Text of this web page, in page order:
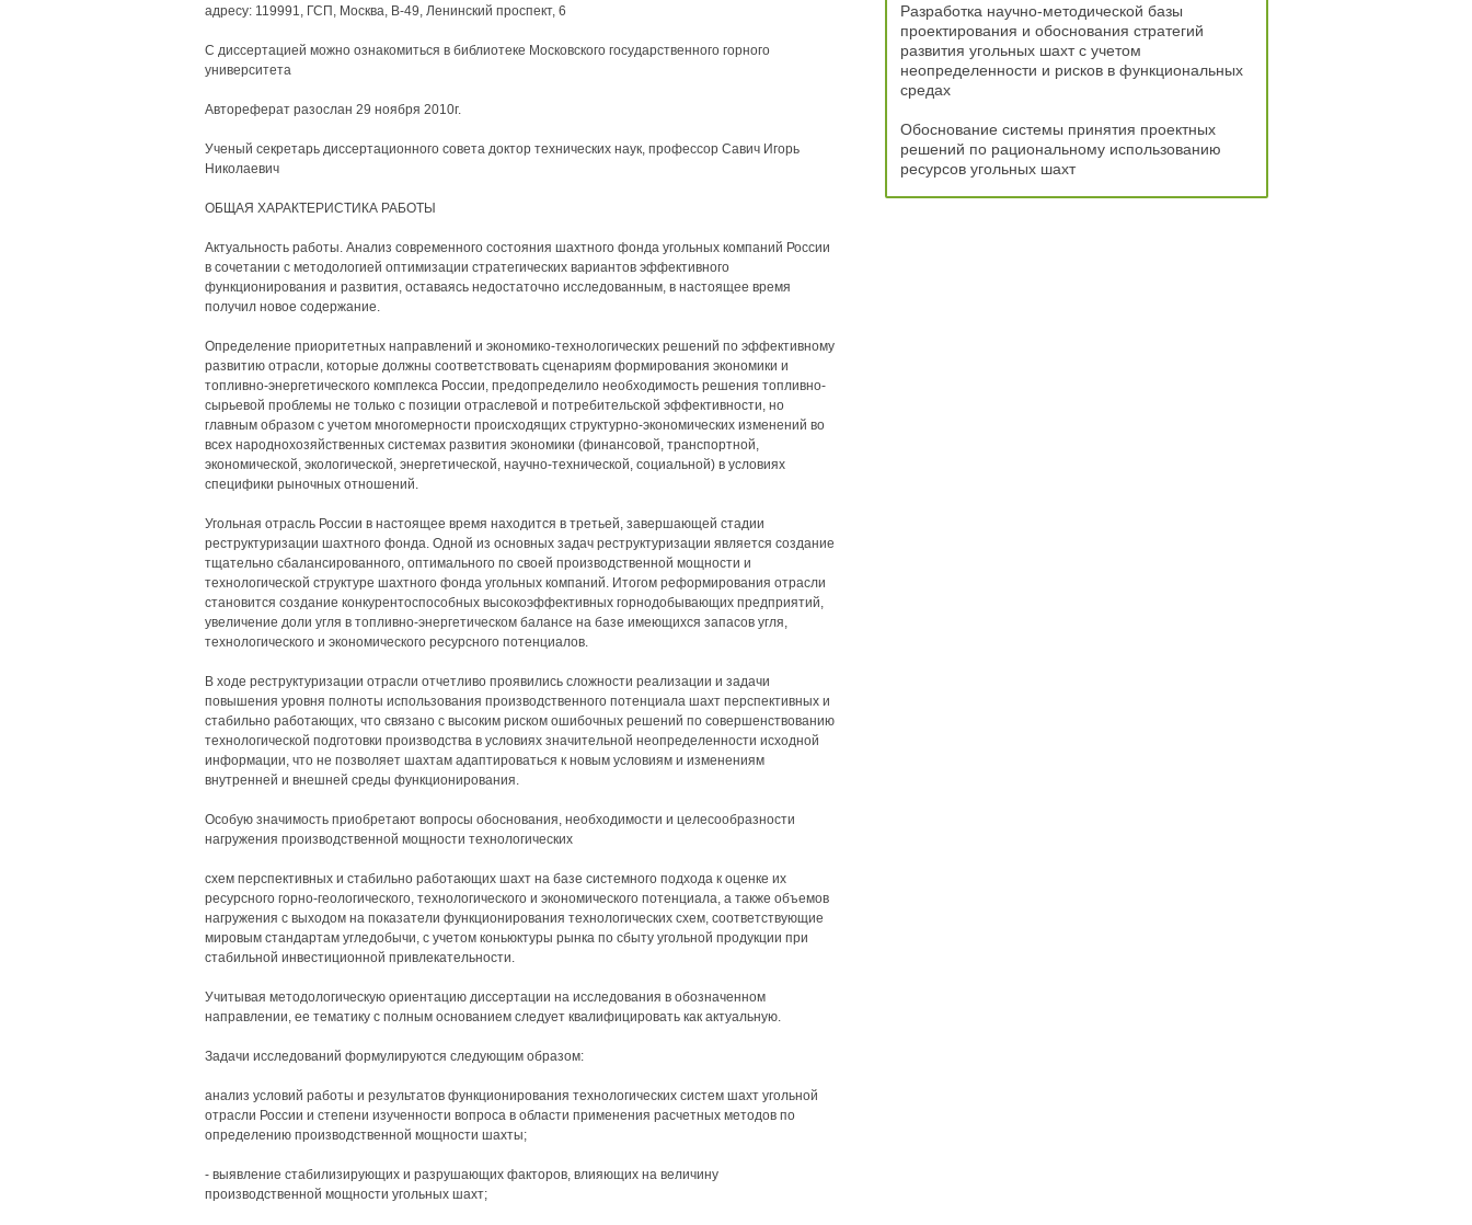
адресу: 119991, ГСП, Москва, В-49, Ленинский проспект, 6
С диссертацией можно ознакомиться в библиотеке Московского государственного горного
университета
Автореферат разослан 29 ноября 2010г.
Ученый секретарь диссертационного совета доктор технических наук, профессор Савич Игорь
Николаевич
ОБЩАЯ ХАРАКТЕРИСТИКА РАБОТЫ
Актуальность работы. Анализ современного состояния шахтного фонда угольных компаний России
в сочетании с методологией оптимизации стратегических вариантов эффективного
функционирования и развития, оставаясь недостаточно исследованным, в настоящее время
получил новое содержание.
Определение приоритетных направлений и экономико-технологических решений по эффективному
развитию отрасли, которые должны соответствовать сценариям формирования экономики и
топливно-энергетического комплекса России, предопределило необходимость решения топливно-
сырьевой проблемы не только с позиции отраслевой и потребительской эффективности, но
главным образом с учетом многомерности происходящих структурно-экономических изменений во
всех народнохозяйственных системах развития экономики (финансовой, транспортной,
экономической, экологической, энергетической, научно-технической, социальной) в условиях
специфики рыночных отношений.
Угольная отрасль России в настоящее время находится в третьей, завершающей стадии
реструктуризации шахтного фонда. Одной из основных задач реструктуризации является создание
тщательно сбалансированного, оптимального по своей производственной мощности и
технологической структуре шахтного фонда угольных компаний. Итогом реформирования отрасли
становится создание конкурентоспособных высокоэффективных горнодобывающих предприятий,
увеличение доли угля в топливно-энергетическом балансе на базе имеющихся запасов угля,
технологического и экономического ресурсного потенциалов.
В ходе реструктуризации отрасли отчетливо проявились сложности реализации и задачи
повышения уровня полноты использования производственного потенциала шахт перспективных и
стабильно работающих, что связано с высоким риском ошибочных решений по совершенствованию
технологической подготовки производства в условиях значительной неопределенности исходной
информации, что не позволяет шахтам адаптироваться к новым условиям и изменениям
внутренней и внешней среды функционирования.
Особую значимость приобретают вопросы обоснования, необходимости и целесообразности
нагружения производственной мощности технологических
схем перспективных и стабильно работающих шахт на базе системного подхода к оценке их
ресурсного горно-геологического, технологического и экономического потенциала, а также объемов
нагружения с выходом на показатели функционирования технологических схем, соответствующие
мировым стандартам угледобычи, с учетом коньюктуры рынка по сбыту угольной продукции при
стабильной инвестиционной привлекательности.
Учитывая методологическую ориентацию диссертации на исследования в обозначенном
направлении, ее тематику с полным основанием следует квалифицировать как актуальную.
Задачи исследований формулируются следующим образом:
анализ условий работы и результатов функционирования технологических систем шахт угольной
отрасли России и степени изученности вопроса в области применения расчетных методов по
определению производственной мощности шахты;
- выявление стабилизирующих и разрушающих факторов, влияющих на величину
производственной мощности угольных шахт;
Разработка научно-методической базы
проектирования и обоснования стратегий
развития угольных шахт с учетом
неопределенности и рисков в функциональных
средах
Обоснование системы принятия проектных
решений по рациональному использованию
ресурсов угольных шахт